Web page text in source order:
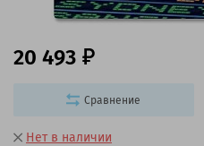
Нет в наличии
20 493
Сравнение